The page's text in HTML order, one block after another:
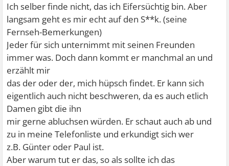
Ich selber finde nicht, das ich Eifersüchtig bin. Aber
langsam geht es mir echt auf den S**k. (seine
Fernseh-Bemerkungen)
Jeder für sich unternimmt mit seinen Freunden
immer was. Doch dann kommt er manchmal an und
erzählt mir
das der oder der, mich hüpsch findet. Er kann sich
eigentlich auch nicht beschweren, da es auch etlich
Damen gibt die ihn
mir gerne abluchsen würden. Er schaut auch ab und
zu in meine Telefonliste und erkundigt sich wer
z.B. Günter oder Paul ist.
Aber warum tut er das, so als sollte ich das